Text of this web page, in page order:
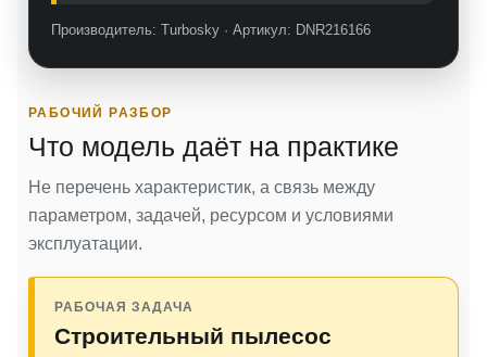
Производитель: Turbosky · Артикул: DNR216166
РАБОЧИЙ РАЗБОР
Что модель даёт на практике
Не перечень характеристик, а связь между
параметром, задачей, ресурсом и условиями
эксплуатации.
РАБОЧАЯ ЗАДАЧА
Строительный пылесос